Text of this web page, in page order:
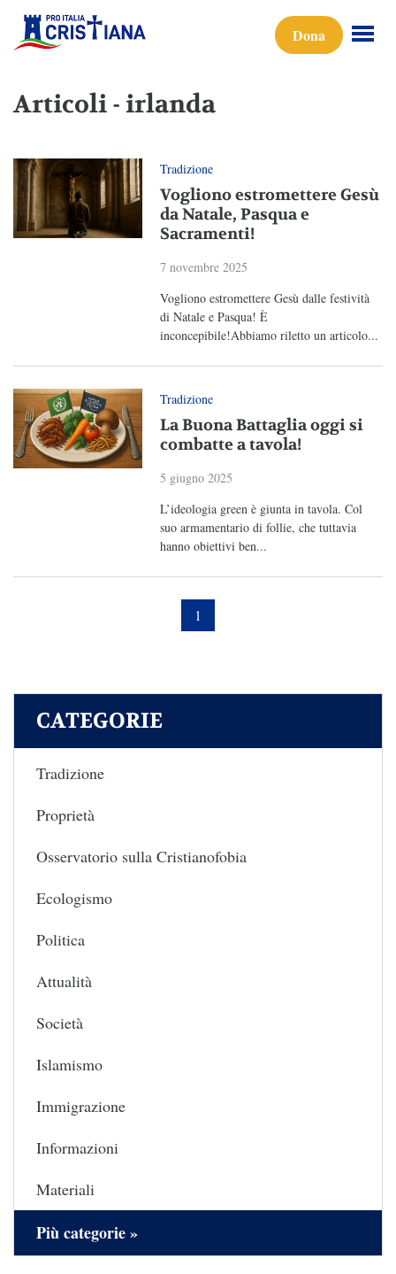
Dona
Articoli - irlanda
Tradizione
Vogliono estromettere Gesù
da Natale, Pasqua e
Sacramenti!
7 novembre 2025
Vogliono estromettere Gesù dalle festività
di Natale e Pasqua! È
inconcepibile!Abbiamo riletto un articolo...
Tradizione
La Buona Battaglia oggi si
combatte a tavola!
5 giugno 2025
L’ideologia green è giunta in tavola. Col
suo armamentario di follie, che tuttavia
hanno obiettivi ben...
1
CATEGORIE
Tradizione
Proprietà
Osservatorio sulla Cristianofobia
Ecologismo
Politica
Attualità
Società
Islamismo
Immigrazione
Informazioni
Materiali
Più categorie »